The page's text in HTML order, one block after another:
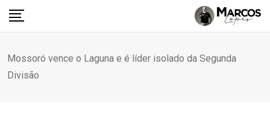
para
conteúdo
Mossoró vence o Laguna e é líder isolado da Segunda
Divisão